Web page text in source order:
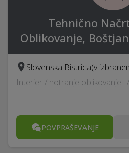
Tehnično
Oblikovanje,
Slovenska Bistrica(v
Interier / notranje oblikovanje
POVPRAŠEVANJE